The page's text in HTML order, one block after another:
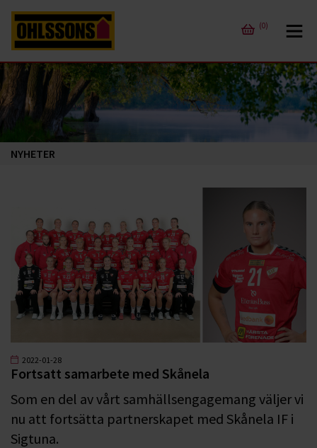
(0)
NYHETER
2022-01-28
Fortsatt samarbete med Skånela
Som en del av vårt samhällsengagemang väljer vi
nu att fortsätta partnerskapet med Skånela IF i
Sigtuna.